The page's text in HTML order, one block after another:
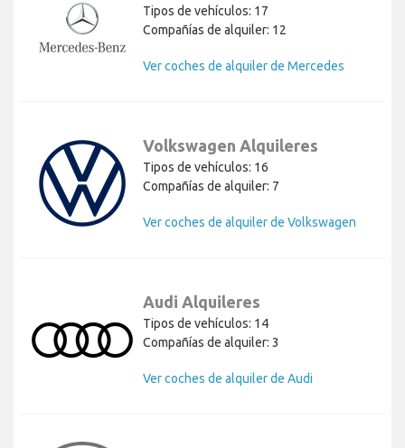
Tipos de vehículos: 17
Compañías de alquiler: 12
Ver coches de alquiler de Mercedes
Volkswagen Alquileres
Tipos de vehículos: 16
Compañías de alquiler: 7
Ver coches de alquiler de Volkswagen
Audi Alquileres
Tipos de vehículos: 14
Compañías de alquiler: 3
Ver coches de alquiler de Audi